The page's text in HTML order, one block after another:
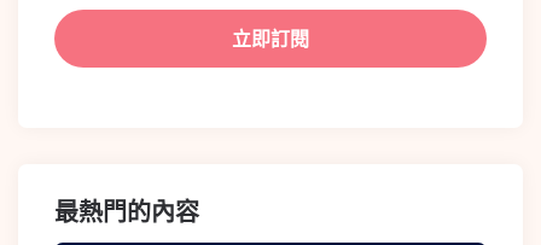
最熱門的內容